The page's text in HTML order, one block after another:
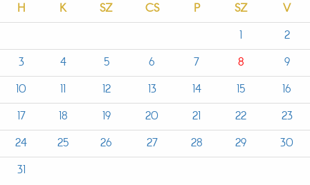
H K SZ CS P SZ
V
1
2
3
4 5 6 7 8
9
10
11 12 13 14 15
16
17
18 19 20 21 22
23
24
25 26 27 28 29
30
31